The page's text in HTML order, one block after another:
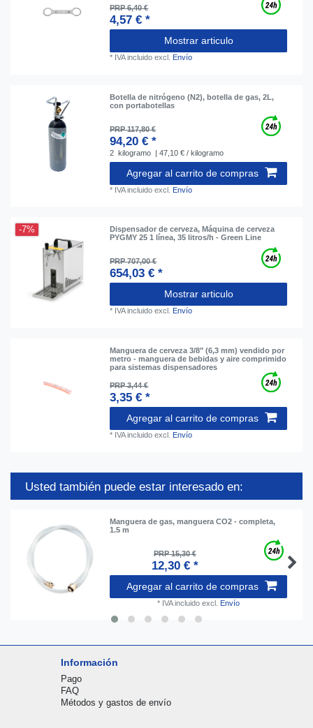
PRP 6,40 €
4,57 € *
Mostrar articulo
* IVA incluido excl. Envío
Botella de nitrógeno (N2), botella de gas, 2L,
con portabotellas
PRP 117,80 €
94,20 € *
2 kilogramo | 47,10 € / kilogramo
Agregar al carrito de compras
* IVA incluido excl. Envío
-7%
Dispensador de cerveza, Máquina de cerveza
PYGMY 25 1 línea, 35 litros/h - Green Line
PRP 707,00 €
654,03 € *
Mostrar articulo
* IVA incluido excl. Envío
Manguera de cerveza 3/8" (6,3 mm) vendido por
metro - manguera de bebidas y aire comprimido
para sistemas dispensadores
PRP 3,44 €
3,35 € *
Agregar al carrito de compras
* IVA incluido excl. Envío
Usted también puede estar interesado en:
Manguera de gas, manguera CO2 - completa,
1.5 m
PRP 15,30 €
12,30 € *
Agregar al carrito de compras
* IVA incluido excl. Envío
Información
Pago
FAQ
Métodos y gastos de envío